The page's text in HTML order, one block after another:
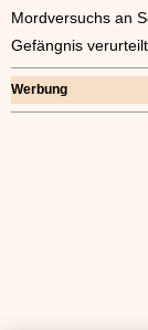
Mordversuchs an
Gefängnis
Werbung